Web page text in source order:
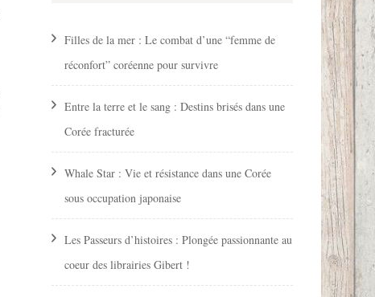
Filles de la mer : Le combat d’une “femme de
réconfort” coréenne pour survivre
Entre la terre et le sang : Destins brisés dans une
Corée fracturée
Whale Star : Vie et résistance dans une Corée
sous occupation japonaise
Les Passeurs d’histoires : Plongée passionnante au
coeur des librairies Gibert !